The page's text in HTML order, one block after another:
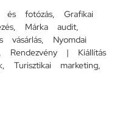
és fotózás, Grafikai
, Márka audit,
vásárlás, Nyomdai
, Rendezvény | Kiállítás
, Turisztikai marketing,